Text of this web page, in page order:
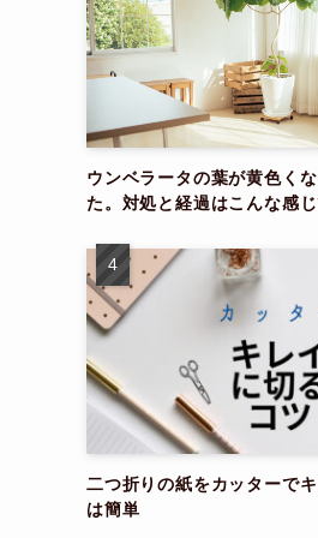
ウンベラータの葉が黄色く
た。対処と経過はこんな感じ
二つ折りの紙をカッターで
は簡単